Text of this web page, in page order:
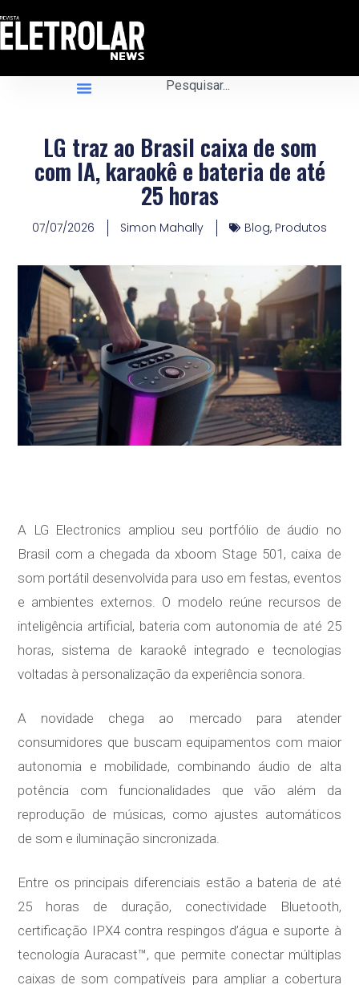
LG traz ao Brasil caixa de som
com IA, karaokê e bateria de até
25 horas
07/07/2026 Simon Mahally Blog, Produtos
A LG Electronics ampliou seu portfólio de áudio no
Brasil com a chegada da xboom Stage 501, caixa de
som portátil desenvolvida para uso em festas, eventos
e ambientes externos. O modelo reúne recursos de
inteligência artificial, bateria com autonomia de até 25
horas, sistema de karaokê integrado e tecnologias
voltadas à personalização da experiência sonora.
A novidade chega ao mercado para atender
consumidores que buscam equipamentos com maior
autonomia e mobilidade, combinando áudio de alta
potência com funcionalidades que vão além da
reprodução de músicas, como ajustes automáticos
de som e iluminação sincronizada.
Entre os principais diferenciais estão a bateria de até
25 horas de duração, conectividade Bluetooth,
certificação IPX4 contra respingos d’água e suporte à
tecnologia Auracast™, que permite conectar múltiplas
caixas de som compatíveis para ampliar a cobertura